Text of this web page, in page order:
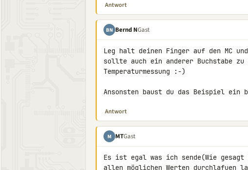
Antwort
BN Bernd NGast
Leg halt deinen Finger auf den MC
sollte auch ein anderer Buchstabe
Temperaturmessung :-)
Ansonsten baust du das Beispiel ein
Antwort
M MTGast
Es ist egal was ich sende(Wie
allen möglichen Werten durchlafuen